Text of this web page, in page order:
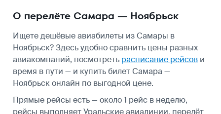
О перелёте Самара — Ноябрьск
Ищете дешёвые авиабилеты из Самары в
Ноябрьск? Здесь удобно сравнить цены разных
авиакомпаний, посмотреть расписание рейсов и
время в пути — и купить билет Самара —
Ноябрьск онлайн по выгодной цене.
Прямые рейсы есть — около 1 рейс в неделю,
рейсы выполняет Уральские авиалинии, перелёт